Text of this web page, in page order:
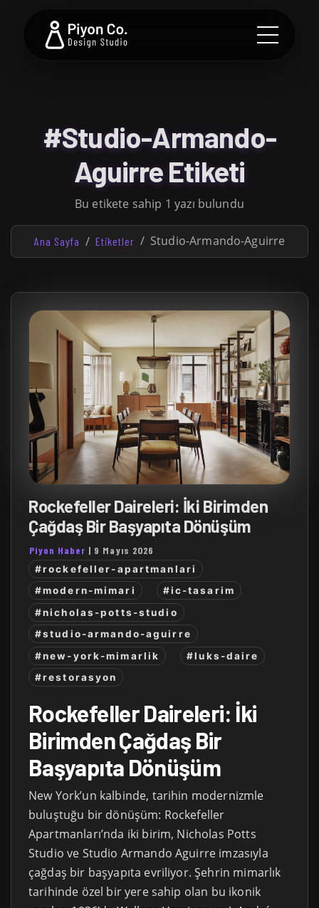
#Studio-Armando-
Aguirre Etiketi
Bu etikete sahip 1 yazı bulundu
Ana Sayfa Etiketler Studio-Armando-Aguirre
Rockefeller Daireleri: İki Birimden
Çağdaş Bir Başyapıta Dönüşüm
Piyon Haber | 9 Mayıs 2026
#rockefeller-apartmanlari
#modern-mimari
#ic-tasarim
#nicholas-potts-studio
#studio-armando-aguirre
#new-york-mimarlik
#luks-daire
#restorasyon
Rockefeller Daireleri: İki
Birimden Çağdaş Bir
Başyapıta Dönüşüm
New York’un kalbinde, tarihin modernizmle
buluştuğu bir dönüşüm: Rockefeller
Apartmanları’nda iki birim, Nicholas Potts
Studio ve Studio Armando Aguirre imzasıyla
çağdaş bir başyapıta evriliyor. Şehrin mimarlık
tarihinde özel bir yere sahip olan bu ikonik